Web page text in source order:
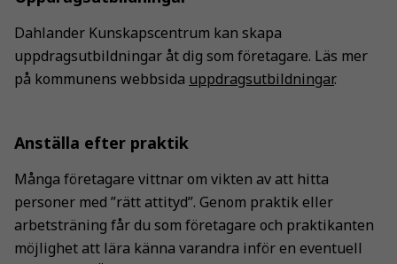
Dahlander Kunskapscentrum kan skapa
uppdragsutbildningar åt dig som företagare. Läs mer
på kommunens webbsida uppdragsutbildningar.
Anställa efter praktik
Många företagare vittnar om vikten av att hitta
personer med ”rätt attityd”. Genom praktik eller
arbetsträning får du som företagare och praktikanten
möjlighet att lära känna varandra inför en eventuell